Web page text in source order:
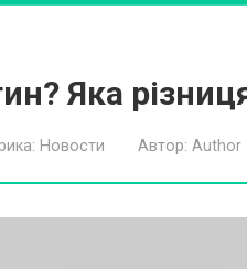
Яка
Новости Автор: Author